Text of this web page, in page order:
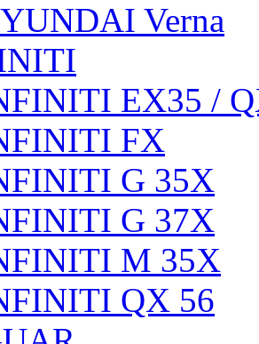
Verna
EX35 /
FX
G 35X
G 37X
M 35X
QX 56